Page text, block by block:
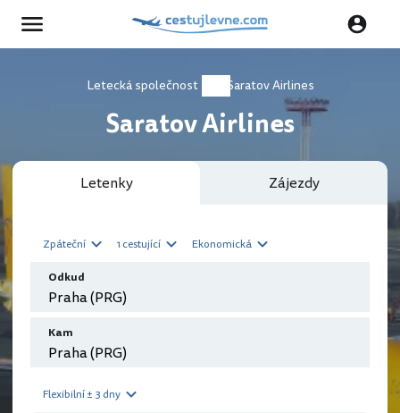
Letecká společnost Saratov Airlines
Saratov Airlines
Letenky Zájezdy
Zpáteční 1 cestující Ekonomická
Odkud
Kam
Flexibilní ± 3 dny